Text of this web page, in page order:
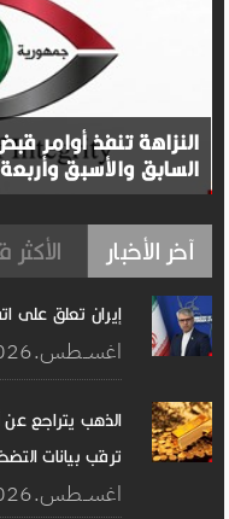
النزاهة تنفذ أوامر
السابق والأسبق
آخر الأخبار الأكثر
إيران تعلق على
10 اغســطس.2026 - 20:04
ترقب بيانات
10 اغســطس.2026 - 20:02